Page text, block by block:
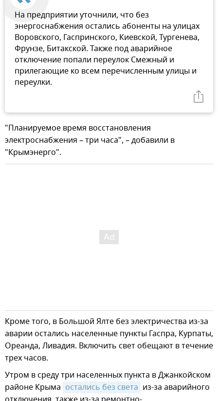
На предприятии уточнили, что без
энергоснабжения остались абоненты на улицах
Воровского, Гаспринского, Киевской, Тургенева,
Фрунзе, Битакской. Также под аварийное
отключение попали переулок Смежный и
прилегающие ко всем перечисленным улицы и
переулки.
"Планируемое время восстановления
электроснабжения – три часа", – добавили в
"Крымэнерго".
Кроме того, в Большой Ялте без электричества из-за
аварии остались населенные пункты Гаспра, Курпаты,
Ореанда, Ливадия. Включить свет обещают в течение
трех часов.
Утром в среду три населенных пункта в Джанкойском
районе Крыма остались без света из-за аварийного